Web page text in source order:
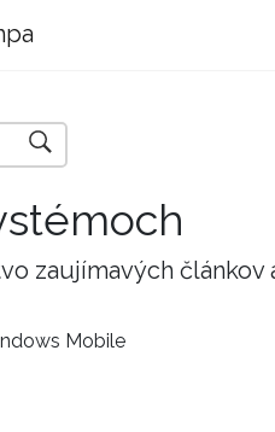
zaujímavých
Mobile